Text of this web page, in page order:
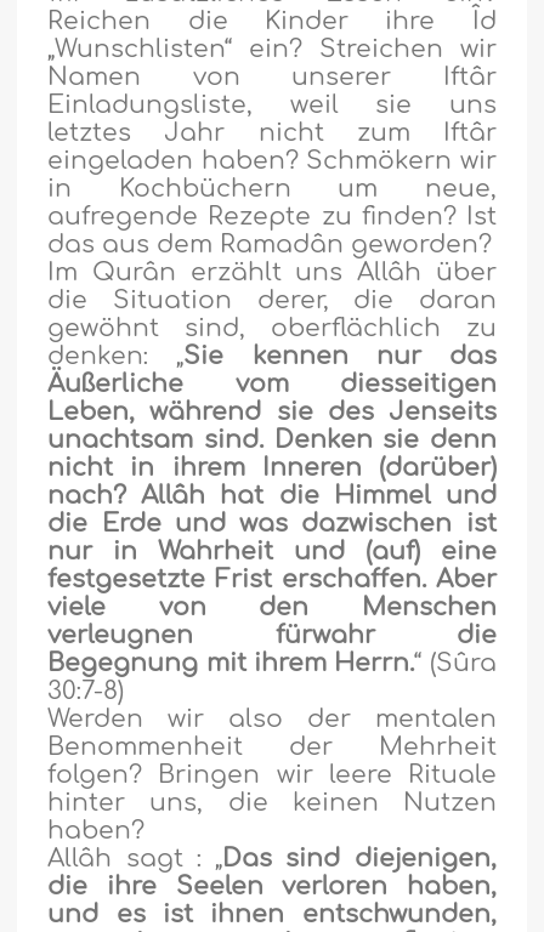
Reichen die Kinder ihre Îd
„Wunschlisten“ ein? Streichen wir
Namen von unserer Iftâr
Einladungsliste, weil sie uns
letztes Jahr nicht zum Iftâr
eingeladen haben? Schmökern wir
in Kochbüchern um neue,
aufregende Rezepte zu finden? Ist
das aus dem Ramadân geworden?
Im Qurân erzählt uns Allâh über
die Situation derer, die daran
gewöhnt sind, oberflächlich zu
denken: „Sie kennen nur das
Äußerliche vom diesseitigen
Leben, während sie des Jenseits
unachtsam sind. Denken sie denn
nicht in ihrem Inneren (darüber)
nach? Allâh hat die Himmel und
die Erde und was dazwischen ist
nur in Wahrheit und (auf) eine
festgesetzte Frist erschaffen. Aber
viele von den Menschen
verleugnen fürwahr die
Begegnung mit ihrem Herrn.“ (Sûra
30:7-8)
Werden wir also der mentalen
Benommenheit der Mehrheit
folgen? Bringen wir leere Rituale
hinter uns, die keinen Nutzen
haben?
Allâh sagt : „Das sind diejenigen,
die ihre Seelen verloren haben,
und es ist ihnen entschwunden,